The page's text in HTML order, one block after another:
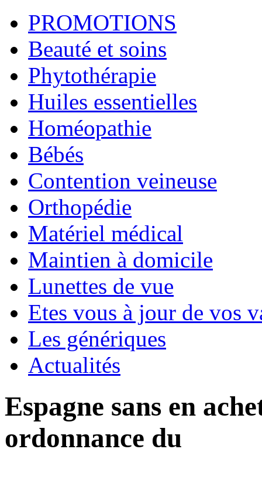
PROMOTIONS
Beauté et soins
Phytothérapie
Huiles essentielles
Homéopathie
Bébés
Contention veineuse
Orthopédie
Matériel médical
Maintien à domicile
Lunettes de vue
Etes vous à jour de vos
Les génériques
Actualités
Espagne sans en
ordonnance du